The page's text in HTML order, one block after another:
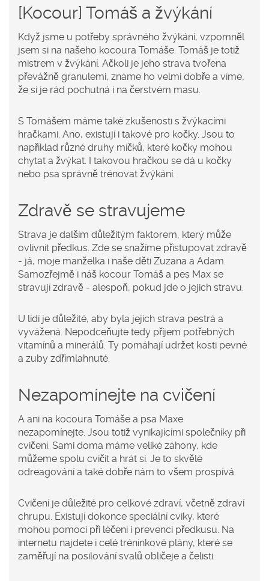
[Kocour] Tomáš a žvýkání
Když jsme u potřeby správného žvýkání, vzpomněl
jsem si na našeho kocoura Tomáše. Tomáš je totiž
mistrem v žvýkání. Ačkoli je jeho strava tvořena
převážně granulemi, známe ho velmi dobře a víme,
že si je rád pochutná i na čerstvém masu.
S Tomášem máme také zkušenosti s žvýkacími
hračkami. Ano, existují i takové pro kočky. Jsou to
například různé druhy míčků, které kočky mohou
chytat a žvýkat. I takovou hračkou se dá u kočky
nebo psa správně trénovat žvýkání.
Zdravě se stravujeme
Strava je dalším důležitým faktorem, který může
ovlivnit předkus. Zde se snažíme přistupovat zdravě
- já, moje manželka i naše děti Zuzana a Adam.
Samozřejmě i náš kocour Tomáš a pes Max se
stravují zdravě - alespoň, pokud jde o jejich stravu.
U lidí je důležité, aby byla jejich strava pestrá a
vyvážená. Nepodceňujte tedy příjem potřebných
vitamínů a minerálů. Ty pomáhají udržet kosti pevné
a zuby zdřímlahnuté.
Nezapomínejte na cvičení
A ani na kocoura Tomáše a psa Maxe
nezapomínejte. Jsou totiž vynikajícími společníky při
cvičení. Sami doma máme veliké záhony, kde
můžeme spolu cvičit a hrát si. Je to skvělé
odreagování a také dobře nám to všem prospívá.
Cvičení je důležité pro celkové zdraví, včetně zdraví
chrupu. Existují dokonce speciální cviky, které
mohou pomoci při léčení i prevenci předkusu. Na
internetu najdete i celé tréninkové plány, které se
zaměřují na posilování svalů obličeje a čelisti.